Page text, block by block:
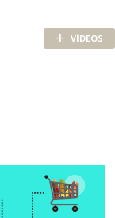
+ VÍDEOS